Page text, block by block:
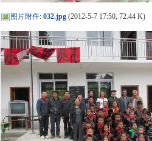
图片附件:032.jpg (2012-5-7 17:50, 72.44 K)